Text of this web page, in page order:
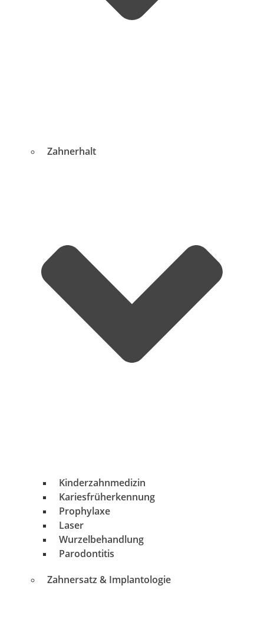
Zahnerhalt
Kinderzahnmedizin
Kariesfrüherkennung
Prophylaxe
Laser
Wurzelbehandlung
Parodontitis
Zahnersatz & Implantologie